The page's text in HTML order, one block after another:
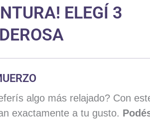
ELEGÍ 3
algo más relajado? Con
exactamente a tu gusto.